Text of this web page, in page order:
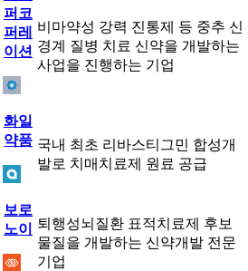
퍼코
퍼레
이션
비마약성 강력 진통제 등 중추 신
경계 질병 치료 신약을 개발하는
사업을 진행하는 기업
화일
약품 국내 최초 리바스티그민 합성개
발로 치매치료제 원료 공급
보로
노이
퇴행성뇌질환 표적치료제 후보
물질을 개발하는 신약개발 전문
기업